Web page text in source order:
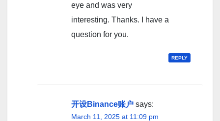
eye and was very
interesting. Thanks. I have a
question for you.
REPLY
开设Binance账户 says:
March 11, 2025 at 11:09 pm